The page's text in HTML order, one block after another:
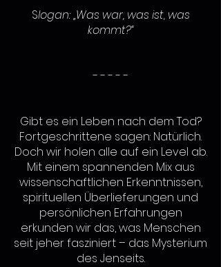
Slogan: „Was war, was ist, was
kommt?“
- - - - -
Gibt es ein Leben nach dem Tod?
Fortgeschrittene sagen: Natürlich.
Doch wir holen alle auf ein Level ab.
Mit einem spannenden Mix aus
wissenschaftlichen Erkenntnissen,
spirituellen Überlieferungen und
persönlichen Erfahrungen
erkunden wir das, was Menschen
seit jeher fasziniert – das Mysterium
des Jenseits.